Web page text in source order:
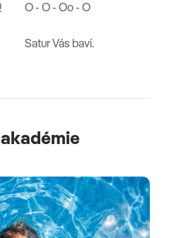
O - O - Oo - O
Satur Vás baví.